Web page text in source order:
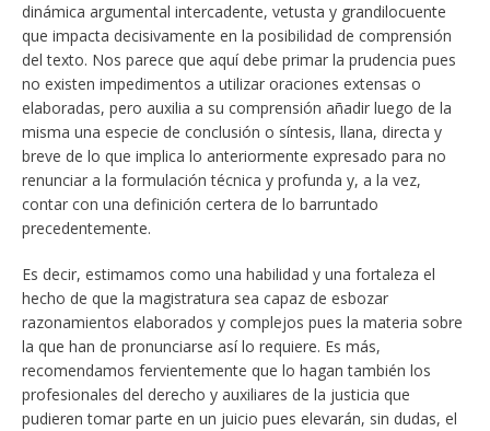
dinámica argumental intercadente, vetusta y grandilocuente
que impacta decisivamente en la posibilidad de comprensión
del texto. Nos parece que aquí debe primar la prudencia pues
no existen impedimentos a utilizar oraciones extensas o
elaboradas, pero auxilia a su comprensión añadir luego de la
misma una especie de conclusión o síntesis, llana, directa y
breve de lo que implica lo anteriormente expresado para no
renunciar a la formulación técnica y profunda y, a la vez,
contar con una definición certera de lo barruntado
precedentemente.
Es decir, estimamos como una habilidad y una fortaleza el
hecho de que la magistratura sea capaz de esbozar
razonamientos elaborados y complejos pues la materia sobre
la que han de pronunciarse así lo requiere. Es más,
recomendamos fervientemente que lo hagan también los
profesionales del derecho y auxiliares de la justicia que
pudieren tomar parte en un juicio pues elevarán, sin dudas, el